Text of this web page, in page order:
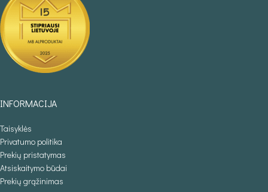
INFORMACIJA
Taisyklės
Privatumo politika
Prekių pristatymas
Atsiskaitymo būdai
Prekių grąžinimas